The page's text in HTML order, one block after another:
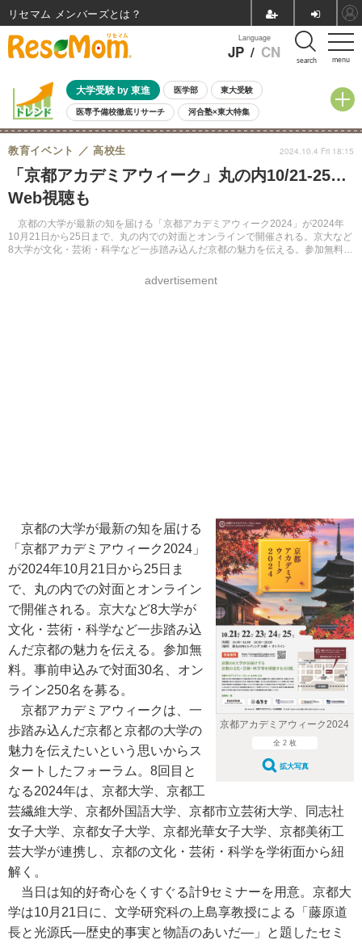
menu
Language
JP / CN search
大学受験 by 東進 医学部 東大受験
医専予備校徹底リサーチ 河合塾×東大特集
親子で考える大学選び 高校受験 中学受験 小学校受験
共通テスト 夏休み
8月開催イベント・WS 全国公立高校 過去問 人気記事
自由研究教材（小学生向け）
「京都アカデミアウィーク」丸の内10/21-25…
Web視聴も
京都の大学が最新の知を届ける「京都アカデミアウィーク2024」が2024年
10月21日から25日まで、丸の内での対面とオンラインで開催される。京大など
8大学が文化・芸術・科学など一歩踏み込んだ京都の魅力を伝える。参加無料。
教育イベント 高校生
advertisement
2024.10.4 Fri 18:15
京都アカデミアウィーク2024
全 2 枚
拡大写真
京都の大学が最新の知を届ける
「京都アカデミアウィーク2024」
が2024年10月21日から25日ま
で、丸の内での対面とオンライン
で開催される。京大など8大学が
文化・芸術・科学など一歩踏み込
んだ京都の魅力を伝える。参加無
料。事前申込みで対面30名、オン
ライン250名を募る。
京都アカデミアウィークは、一
歩踏み込んだ京都と京都の大学の
魅力を伝えたいという思いからス
タートしたフォーラム。8回目と
なる2024年は、京都大学、京都工
芸繊維大学、京都外国語大学、京都市立芸術大学、同志社
女子大学、京都女子大学、京都光華女子大学、京都美術工
芸大学が連携し、京都の文化・芸術・科学を学術面から紐
解く。
当日は知的好奇心をくすぐる計9セミナーを用意。京都大
学は10月21日に、文学研究科の上島享教授による「藤原道
長と光源氏―歴史的事実と物語のあいだ―」と題したセミ
リセマム メンバーズ